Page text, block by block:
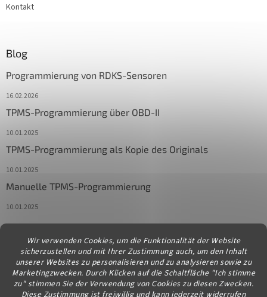
Wir verwenden Cookies, um die Funktionalität der Website
sicherzustellen und mit Ihrer Zustimmung auch, um den Inhalt
unserer Websites zu personalisieren und zu analysieren sowie zu
Marketingzwecken. Durch Klicken auf die Schaltfläche "Ich stimme
zu" stimmen Sie der Verwendung von Cookies zu diesen Zwecken.
Diese Zustimmung ist freiwillig und kann jederzeit widerrufen
Kontakt
Blog
Programmierung von RDKS-Sensoren
16.02.2026
TPMS-Programmierung über OBD-II
10.01.2025
TPMS-Programmierung als Kopie des Originals
10.01.2025
Manuelle TPMS-Programmierung
10.01.2025
Kontakt
info@diagstore.at